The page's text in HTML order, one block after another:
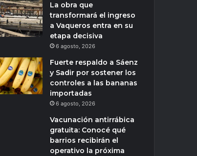
La obra que
transformará el ingreso
a Vaqueros entra en su
etapa decisiva
6 agosto, 2026
Fuerte respaldo a Sáenz
y Sadir por sostener los
controles a las bananas
importadas
6 agosto, 2026
Vacunación antirrábica
gratuita: Conocé qué
barrios recibirán el
operativo la próxima